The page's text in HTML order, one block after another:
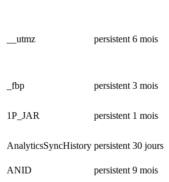
__utmz persistent 6 mois
_fbp
persistent 3 mois
1P_JAR persistent 1 mois
AnalyticsSyncHistory persistent 30 jours
ANID
persistent 9 mois